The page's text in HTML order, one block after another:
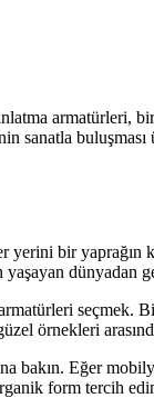
sanatla
bir yaprağın
yaşayan dünyadan
seçmek.
örnekleri
bakın. Eğer
form tercih